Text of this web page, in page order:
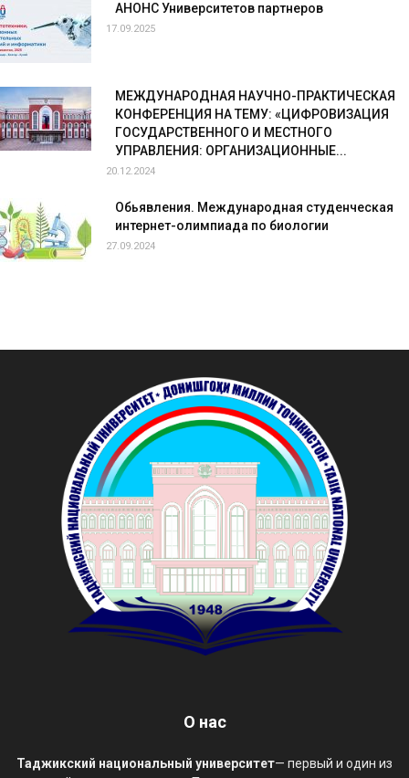
АНОНС Университетов партнеров
17.09.2025
МЕЖДУНАРОДНАЯ НАУЧНО-ПРАКТИЧЕСКАЯ
КОНФЕРЕНЦИЯ НА ТЕМУ: «ЦИФРОВИЗАЦИЯ
ГОСУДАРСТВЕННОГО И МЕСТНОГО
УПРАВЛЕНИЯ: ОРГАНИЗАЦИОННЫЕ...
20.12.2024
Обьявления. Международная студенческая
интернет-олимпиада по биологии
27.09.2024
О нас
Таджикский национальный университет— первый и один из